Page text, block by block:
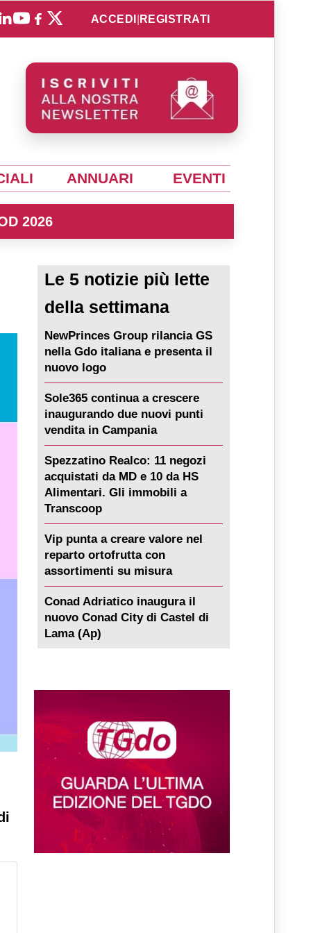
ACCEDI REGISTRATI
ANNUARI EVENTI
2026
Le 5 notizie più lette
della settimana
NewPrinces Group rilancia GS
nella Gdo italiana e presenta il
nuovo logo
Sole365 continua a crescere
inaugurando due nuovi punti
vendita in Campania
Spezzatino Realco: 11 negozi
acquistati da MD e 10 da HS
Alimentari. Gli immobili a
Transcoop
Vip punta a creare valore nel
reparto ortofrutta con
assortimenti su misura
Conad Adriatico inaugura il
nuovo Conad City di Castel di
Lama (Ap)